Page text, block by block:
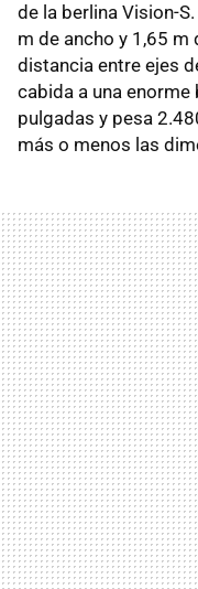
de la berlina Vision-S.
m de ancho y 1,65 m
distancia entre ejes
cabida a una
pulgadas y pesa
más o menos las